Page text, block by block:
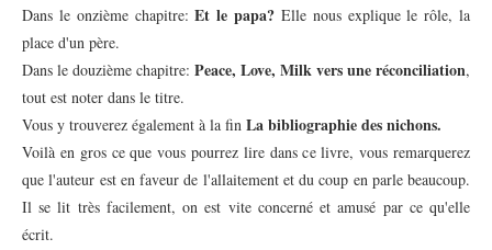
Dans le onzième chapitre:Et le papa? Elle nous explique le rôle, la
place d'un père.
Dans le douzième chapitre: Peace, Love, Milk vers une réconciliation,
tout est noter dans le titre.
Vous y trouverez également à la fin La bibliographie des nichons.
Voilà en gros ce que vous pourrez lire dans ce livre, vous remarquerez
que l'auteur est en faveur de l'allaitement et du coup en parle beaucoup.
Il se lit très facilement, on est vite concerné et amusé par ce qu'elle
écrit.